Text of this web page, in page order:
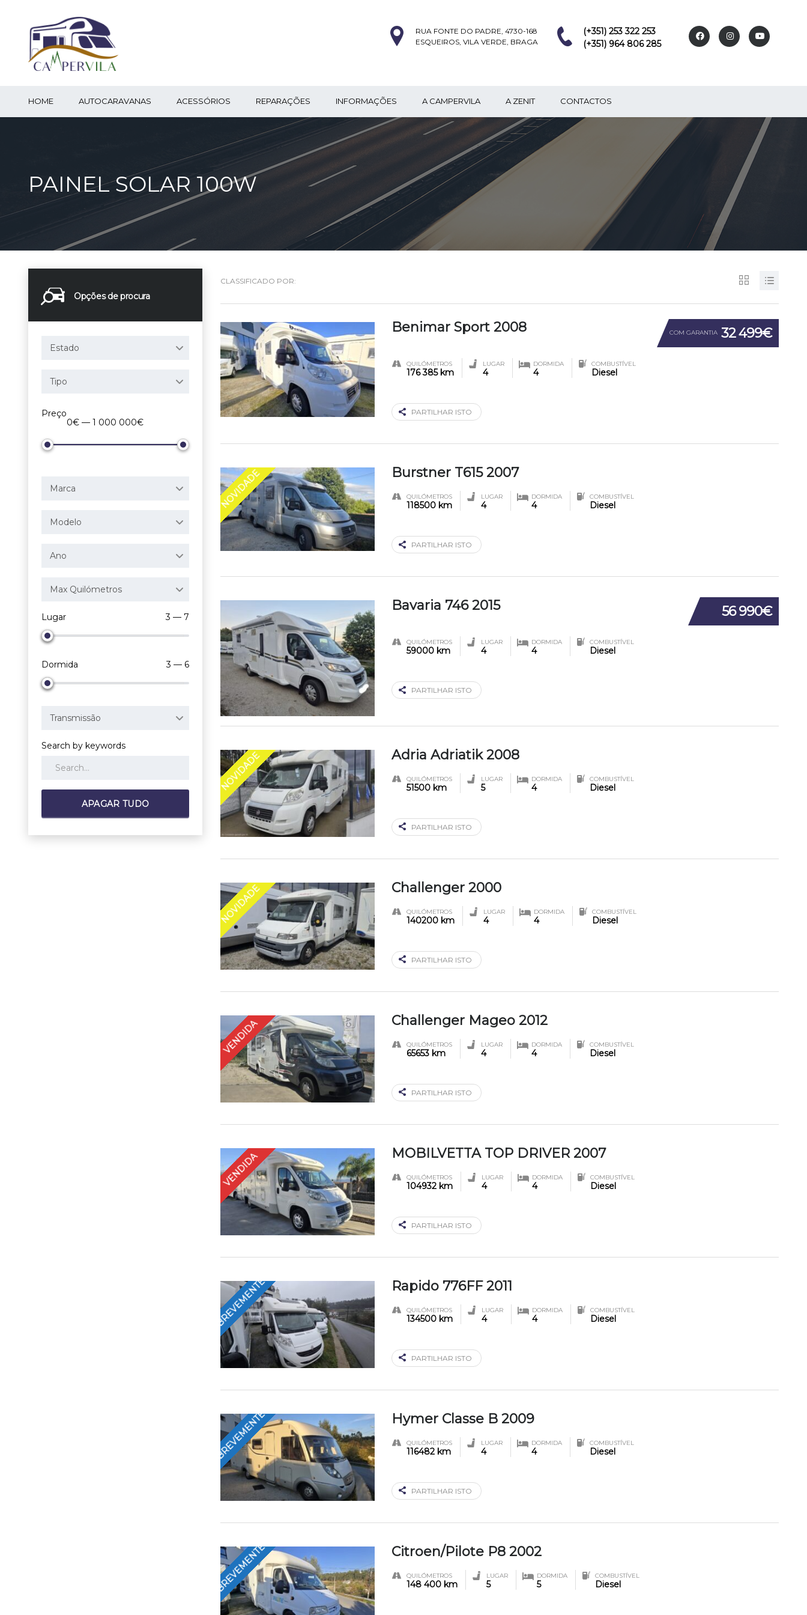
(+351) 253 322 253
(+351) 964 806 285
RUA FONTE DO PADRE, 4730-168
ESQUEIROS, VILA VERDE, BRAGA
HOME AUTOCARAVANAS ACESSÓRIOS REPARAÇÕES INFORMAÇÕES A CAMPERVILA A ZENIT CONTACTOS
PAINEL SOLAR 100W
Opções de procura
Estado
Tipo
Preço
0€ — 1 000 000€
Marca
Modelo
Ano
Max Quilómetros
Lugar 3 — 7
Dormida 3 — 6
Transmissão
Search by keywords
APAGAR TUDO
CLASSIFICADO POR:
COM GARANTIA 32 499€
Benimar Sport 2008
QUILÓMETROS
176 385 km
LUGAR
4
DORMIDA
4
COMBUSTÍVEL
Diesel
PARTILHAR ISTO
NOVIDADE Burstner T615 2007
QUILÓMETROS
118500 km
LUGAR
4
DORMIDA
4
COMBUSTÍVEL
Diesel
PARTILHAR ISTO
56 990€
Bavaria 746 2015
QUILÓMETROS
59000 km
LUGAR
4
DORMIDA
4
COMBUSTÍVEL
Diesel
PARTILHAR ISTO
NOVIDADE Adria Adriatik 2008
QUILÓMETROS
51500 km
LUGAR
5
DORMIDA
4
COMBUSTÍVEL
Diesel
PARTILHAR ISTO
NOVIDADE Challenger 2000
QUILÓMETROS
140200 km
LUGAR
4
DORMIDA
4
COMBUSTÍVEL
Diesel
PARTILHAR ISTO
VENDIDA Challenger Mageo 2012
QUILÓMETROS
65653 km
LUGAR
4
DORMIDA
4
COMBUSTÍVEL
Diesel
PARTILHAR ISTO
VENDIDA MOBILVETTA TOP DRIVER 2007
QUILÓMETROS
104932 km
LUGAR
4
DORMIDA
4
COMBUSTÍVEL
Diesel
PARTILHAR ISTO
BREVEMENTE Rapido 776FF 2011
QUILÓMETROS
134500 km
LUGAR
4
DORMIDA
4
COMBUSTÍVEL
Diesel
PARTILHAR ISTO
BREVEMENTE Hymer Classe B 2009
QUILÓMETROS
116482 km
LUGAR
4
DORMIDA
4
COMBUSTÍVEL
Diesel
PARTILHAR ISTO
BREVEMENTE Citroen/Pilote P8 2002
QUILÓMETROS
148 400 km
LUGAR
5
DORMIDA
5
COMBUSTÍVEL
Diesel